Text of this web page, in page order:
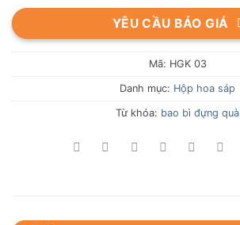
YÊU CẦU BÁO GIÁ
Mã: HGK 03
Danh mục: Hộp hoa sáp
Từ khóa: bao bì đựng quà